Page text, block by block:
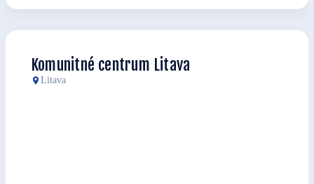
Komunitné centrum Litava
Litava